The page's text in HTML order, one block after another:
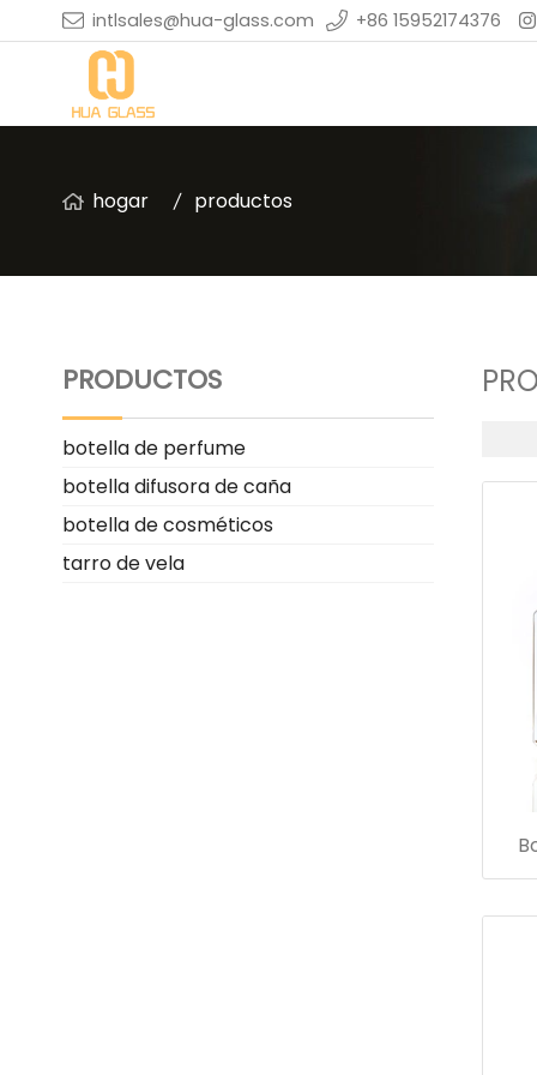
intlsales@hua-glass.com +86 15952174376
hogar productos
PRODUCTOS
botella de perfume
botella difusora de caña
botella de cosméticos
tarro de vela